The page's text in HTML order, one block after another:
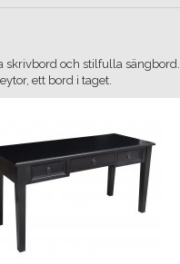
skrivbord och stilfulla sängbord.
ett bord i taget.